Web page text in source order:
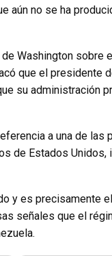
aún no se ha
Washington sobre
que el presidente
su administración
a una de las
de Estados
y es precisamente
señales que el